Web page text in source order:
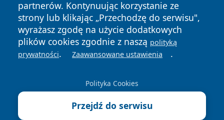
partnerów. Kontynuując korzystanie ze
strony lub klikając „Przechodzę do serwisu",
wyrażasz zgodę na użycie dodatkowych
plików cookies zgodnie z naszą polityką
prywatności. Zaawansowane ustawienia .
Polityka Cookies
Przejdź do serwisu
News Autorzy
Polityka
Prywatności
Polityka
Cookies